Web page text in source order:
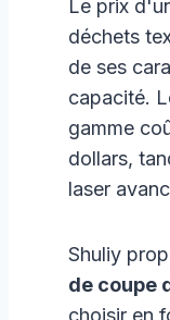
Le prix
déchets
de ses
capacité.
gamme
dollars,
laser
Shuliy
de coupe
choisir en